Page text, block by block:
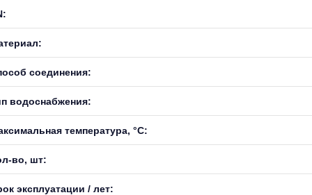
соединения:
водоснабжения:
температура, °С:
во, шт:
эксплуатации / лет: